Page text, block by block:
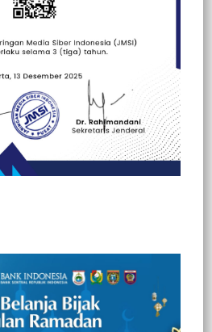
PENDAFTARAN
TANA
RICUH, PULUHAN
TERLIBAT ADU